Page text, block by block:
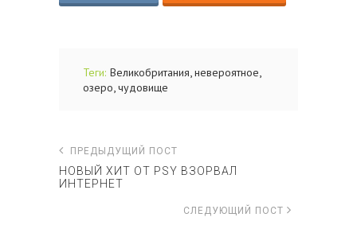
Теги: Великобритания невероятное
озеро чудовище
ПРЕДЫДУЩИЙ ПОСТ
НОВЫЙ ХИТ ОТ PSY ВЗОРВАЛ
ИНТЕРНЕТ
СЛЕДУЮЩИЙ ПОСТ